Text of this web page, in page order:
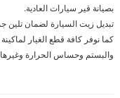
بصيانة قير سيارات العادية.
تبديل زيت السيارة لضمان تلين
كما نوفر كافة قطع الغيار
والبستم وحساس الحرارة